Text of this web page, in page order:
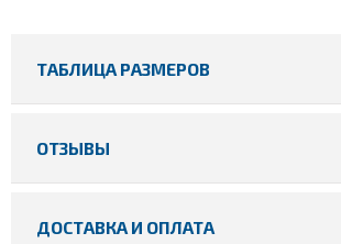
ТАБЛИЦА РАЗМЕРОВ
ОТЗЫВЫ
ДОСТАВКА И ОПЛАТА